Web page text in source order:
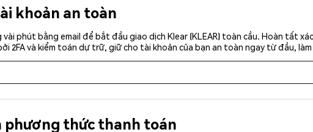
khoản an toàn
phút bằng email để bắt đầu giao dịch Klear (KLEAR) toàn cầu. Hoàn tất
2FA và kiểm toán dự trữ, giữ cho tài khoản của bạn an toàn ngay từ đầu,
phương thức thanh toán